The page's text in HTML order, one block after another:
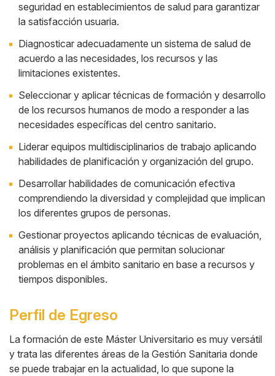
seguridad en establecimientos de salud para garantizar
la satisfacción usuaria.
Diagnosticar adecuadamente un sistema de salud de
acuerdo a las necesidades, los recursos y las
limitaciones existentes.
Seleccionar y aplicar técnicas de formación y desarrollo
de los recursos humanos de modo a responder a las
necesidades específicas del centro sanitario.
Liderar equipos multidisciplinarios de trabajo aplicando
habilidades de planificación y organización del grupo.
Desarrollar habilidades de comunicación efectiva
comprendiendo la diversidad y complejidad que implican
los diferentes grupos de personas.
Gestionar proyectos aplicando técnicas de evaluación,
análisis y planificación que permitan solucionar
problemas en el ámbito sanitario en base a recursos y
tiempos disponibles.
Perfil de Egreso
Cuerpo
La formación de este Máster Universitario es muy versátil
y trata las diferentes áreas de la Gestión Sanitaria donde
se puede trabajar en la actualidad, lo que supone la